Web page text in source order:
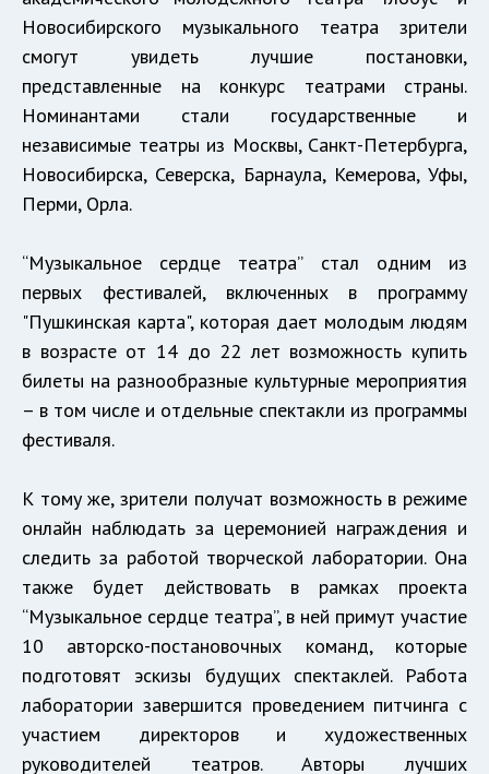
Новосибирского музыкального театра зрители
смогут увидеть лучшие постановки,
представленные на конкурс театрами страны.
Номинантами стали государственные и
независимые театры из Москвы, Санкт-Петербурга,
Новосибирска, Северска, Барнаула, Кемерова, Уфы,
Перми, Орла.
“Музыкальное сердце театра” стал одним из
первых фестивалей, включенных в программу
"Пушкинская карта", которая дает молодым людям
в возрасте от 14 до 22 лет возможность купить
билеты на разнообразные культурные мероприятия
– в том числе и отдельные спектакли из программы
фестиваля.
К тому же, зрители получат возможность в режиме
онлайн наблюдать за церемонией награждения и
следить за работой творческой лаборатории. Она
также будет действовать в рамках проекта
“Музыкальное сердце театра”, в ней примут участие
10 авторско-постановочных команд, которые
подготовят эскизы будущих спектаклей. Работа
лаборатории завершится проведением питчинга с
участием директоров и художественных
руководителей театров. Авторы лучших